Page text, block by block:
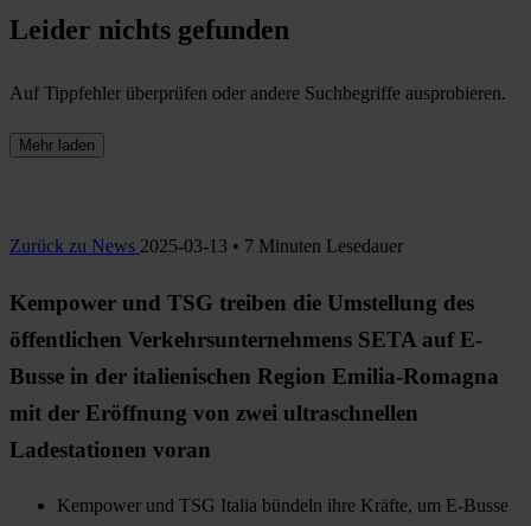
Leider nichts gefunden
Auf Tippfehler überprüfen oder andere Suchbegriffe ausprobieren.
Mehr laden
Zurück zu News 2025-03-13 • 7 Minuten Lesedauer
Kempower und TSG treiben die Umstellung des
öffentlichen Verkehrsunternehmens SETA auf E-
Busse in der italienischen Region Emilia-Romagna
mit der Eröffnung von zwei ultraschnellen
Ladestationen voran
Kempower und TSG Italia bündeln ihre Kräfte, um E-Busse